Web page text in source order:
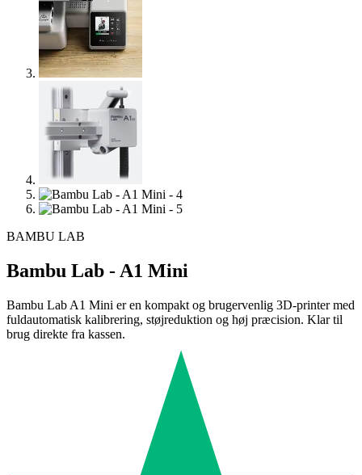
BAMBU LAB
Bambu Lab - A1 Mini
Bambu Lab A1 Mini er en kompakt og brugervenlig 3D-printer med
fuldautomatisk kalibrering, støjreduktion og høj præcision. Klar til
brug direkte fra kassen.